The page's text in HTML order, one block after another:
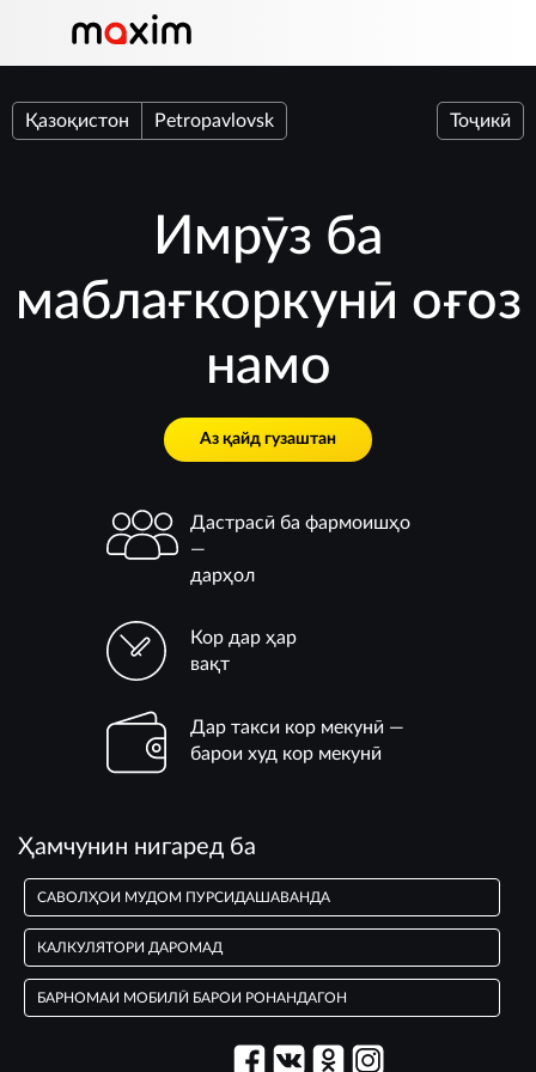
Қазоқистон Petropavlovsk Тоҷикӣ
Имрӯз ба
маблағкоркунӣ оғоз
намо
Аз қайд гузаштан
Дастрасӣ ба фармоишҳо
—
дарҳол
Кор дар ҳар
вақт
Дар такси кор мекунӣ —
барои худ кор мекунӣ
Ҳамчунин нигаред ба
САВОЛҲОИ МУДОМ ПУРСИДАШАВАНДА
КАЛКУЛЯТОРИ ДАРОМАД
БАРНОМАИ МОБИЛӢ БАРОИ РОНАНДАГОН